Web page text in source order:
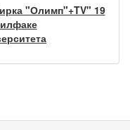
"Олимп"+TV" 19